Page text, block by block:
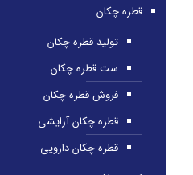
قطره چکان
تولید قطره چکان
ست قطره چکان
فروش قطره چکان
قطره چکان آرایشی
قطره چکان دارویی